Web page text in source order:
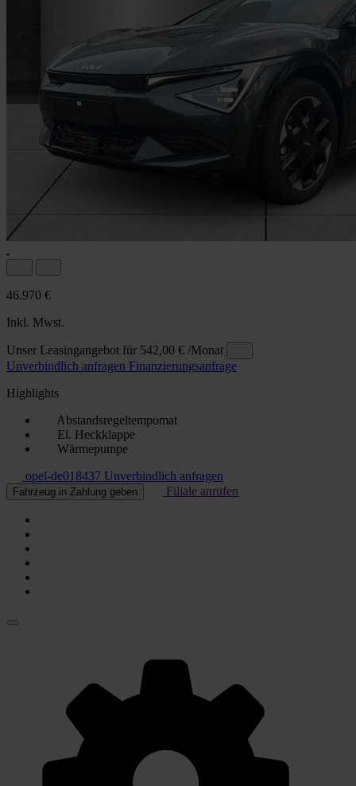
46.970 €
Inkl. Mwst.
Unser Leasingangebot für 542,00 € /Monat
Unverbindlich anfragen Finanzierungsanfrage
Highlights
Abstandsregeltempomat
El. Heckklappe
Wärmepumpe
opel-de018437 Unverbindlich anfragen
Fahrzeug in Zahlung geben Filiale anrufen